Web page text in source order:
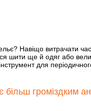
Навіщо витрачати
шити ще й одяг або
для
громіздким